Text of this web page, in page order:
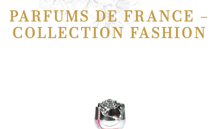
PARFUMS DE FRANCE –
COLLECTION FASHION